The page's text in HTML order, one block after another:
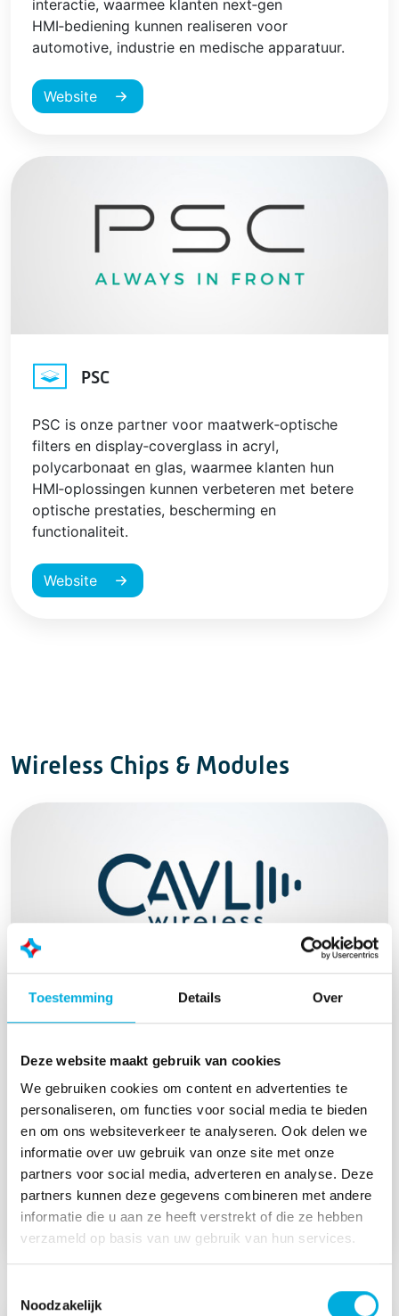
Toestemming Details Over
Deze website maakt gebruik van cookies
We gebruiken cookies om content en advertenties te
personaliseren, om functies voor social media te bieden
en om ons websiteverkeer te analyseren. Ook delen we
informatie over uw gebruik van onze site met onze
partners voor social media, adverteren en analyse. Deze
partners kunnen deze gegevens combineren met andere
informatie die u aan ze heeft verstrekt of die ze hebben
verzameld op basis van uw gebruik van hun services.
Noodzakelijk
interactie, waarmee klanten next‑gen
HMI‑bediening kunnen realiseren voor
automotive, industrie en medische apparatuur.
Website
PSC
PSC is onze partner voor maatwerk‑optische
filters en display‑coverglass in acryl,
polycarbonaat en glas, waarmee klanten hun
HMI‑oplossingen kunnen verbeteren met betere
optische prestaties, bescherming en
functionaliteit.
Website
Wireless Chips & Modules
Cavli Wireless
Cavli Wireless is onze partner voor slimme
cellular IoT‑modules met geïntegreerde
connectiviteit en centraal device‑beheer,
waarmee onze klanten schaalbare en
toekomstbestendige IoT‑oplossingen kunnen
ontwikkelen.
Website